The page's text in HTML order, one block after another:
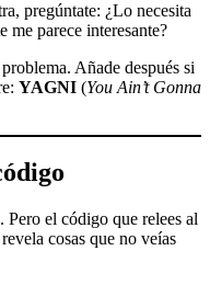
pregúntate: ¿Lo necesita
me parece interesante?
Añade después si
YAGNI (You Ain’t Gonna
el código que relees al
cosas que no veías